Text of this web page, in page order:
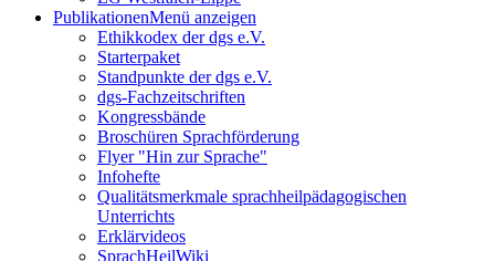
PublikationenMenü anzeigen
Ethikkodex der dgs e.V.
Starterpaket
Standpunkte der dgs e.V.
dgs-Fachzeitschriften
Kongressbände
Broschüren Sprachförderung
Flyer "Hin zur Sprache"
Infohefte
Qualitätsmerkmale sprachheilpädagogischen
Unterrichts
Erklärvideos
SprachHeilWiki